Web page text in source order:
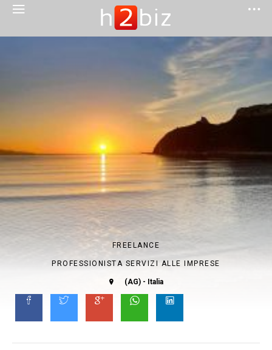
FREELANCE
PROFESSIONISTA SERVIZI ALLE IMPRESE
(AG) - Italia